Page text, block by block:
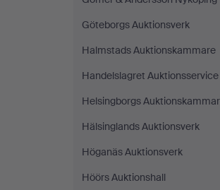
Göteborgs Auktionsverk
Halmstads Auktionskammare
Handelslagret Auktionsservice
Helsingborgs
Hälsinglands Auktionsverk
Höganäs Auktionsverk
Höörs Auktionshall